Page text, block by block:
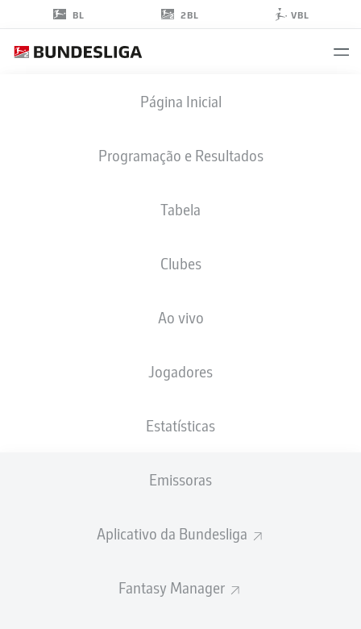
BL 2BL VBL
Página Inicial
Programação e Resultados
Tabela
Clubes
Ao vivo
Jogadores
Estatísticas
Emissoras
Aplicativo da Bundesliga
Fantasy Manager